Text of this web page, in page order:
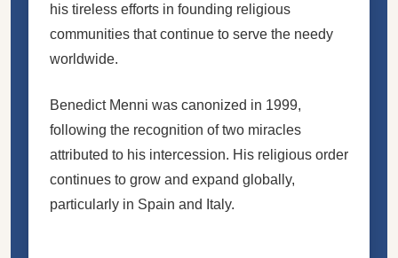
his tireless efforts in founding religious
communities that continue to serve the needy
worldwide.
Benedict Menni was canonized in 1999,
following the recognition of two miracles
attributed to his intercession. His religious order
continues to grow and expand globally,
particularly in Spain and Italy.